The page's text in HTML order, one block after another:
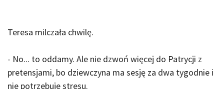
Teresa milczała chwilę.
- No... to oddamy. Ale nie dzwoń więcej do Patrycji z
pretensjami, bo dziewczyna ma sesję za dwa tygodnie i
nie potrzebuje stresu.